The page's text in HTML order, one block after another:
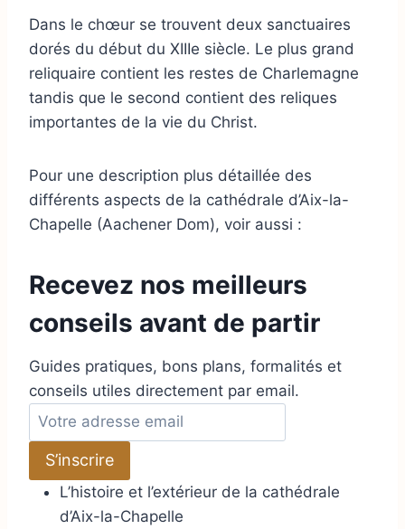
Dans le chœur se trouvent deux sanctuaires
dorés du début du XIIIe siècle. Le plus grand
reliquaire contient les restes de Charlemagne
tandis que le second contient des reliques
importantes de la vie du Christ.
Pour une description plus détaillée des
différents aspects de la cathédrale d’Aix-la-
Chapelle (Aachener Dom), voir aussi :
Recevez nos meilleurs
conseils avant de partir
Guides pratiques, bons plans, formalités et
conseils utiles directement par email.
A
d
S’inscrire
L’histoire et l’extérieur de la cathédrale
d’Aix-la-Chapelle